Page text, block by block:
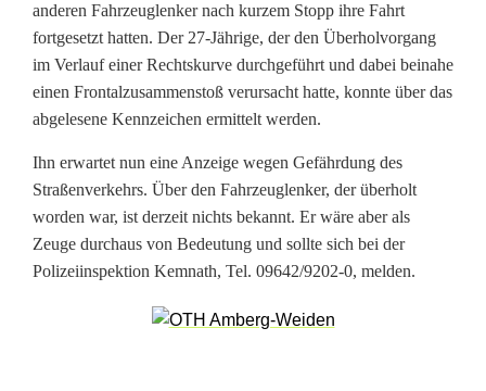
:
Ü
b
r
h
o
anderen Fahrzeuglenker nach kurzem Stopp ihre Fahrt
fortgesetzt hatten. Der 27-Jährige, der den Überholvorgang
im Verlauf einer Rechtskurve durchgeführt und dabei beinahe
einen Frontalzusammenstoß verursacht hatte, konnte über das
abgelesene Kennzeichen ermittelt werden.
Ihn erwartet nun eine Anzeige wegen Gefährdung des
Straßenverkehrs. Über den Fahrzeuglenker, der überholt
worden war, ist derzeit nichts bekannt. Er wäre aber als
Zeuge durchaus von Bedeutung und sollte sich bei der
Polizeiinspektion Kemnath, Tel. 09642/9202-0, melden.